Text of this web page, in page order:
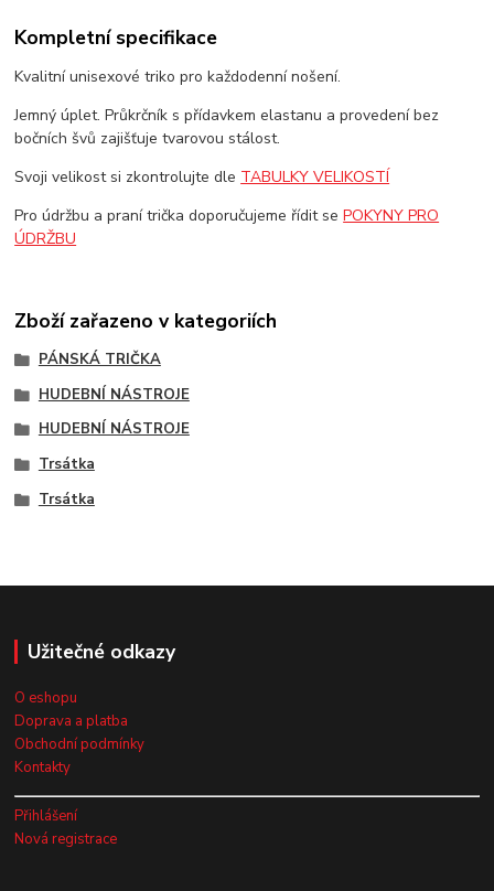
Kompletní specifikace
Kvalitní unisexové triko pro každodenní nošení.
Jemný úplet. Průkrčník s přídavkem elastanu a provedení bez
bočních švů zajišťuje tvarovou stálost.
Svoji velikost si zkontrolujte dle TABULKY VELIKOSTÍ
Pro údržbu a praní trička doporučujeme řídit sePOKYNY PRO
ÚDRŽBU
Zboží zařazeno v kategoriích
PÁNSKÁ TRIČKA
HUDEBNÍ NÁSTROJE
HUDEBNÍ NÁSTROJE
Trsátka
Trsátka
Užitečné odkazy
O eshopu
Doprava a platba
Obchodní podmínky
Kontakty
Přihlášení
Nová registrace